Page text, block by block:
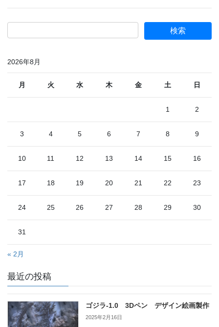
2026年8月
月 火 水 木 金 土 日
1 2
3 4 5 6 7 8 9
10 11 12 13 14 15 16
17 18 19 20 21 22 23
24 25 26 27 28 29 30
31
« 2月
最近の投稿
ゴジラ-1.0 3Dペン デザイン絵画製作
2025年2月16日